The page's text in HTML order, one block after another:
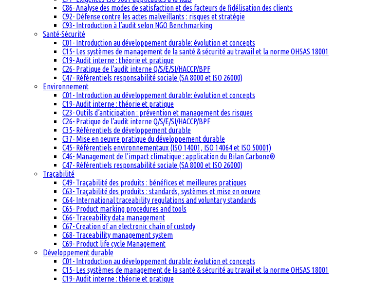
C86- Analyse des modes de satisfaction et des facteurs de fidélisation des clients
C92- Défense contre les actes malveillants : risques et stratégie
C93- Introduction à l’audit selon NGO Benchmarking
Santé-Sécurité
C01- Introduction au développement durable: évolution et concepts
C15- Les systèmes de management de la santé & sécurité au travail et la norme OHSAS 18001
C19- Audit interne : théorie et pratique
C26- Pratique de l’audit interne Q/S/E/SI/HACCP/BPF
C47- Référentiels responsabilité sociale (SA 8000 et ISO 26000)
Environnement
C01- Introduction au développement durable: évolution et concepts
C19- Audit interne : théorie et pratique
C23- Outils d’anticipation : prévention et management des risques
C26- Pratique de l’audit interne Q/S/E/SI/HACCP/BPF
C35- Référentiels de développement durable
C37- Mise en oeuvre pratique du développement durable
C45- Référentiels environnementaux (ISO 14001, ISO 14064 et ISO 50001)
C46- Management de l’impact climatique : application du Bilan Carbone®
C47- Référentiels responsabilité sociale (SA 8000 et ISO 26000)
Traçabilité
C49- Traçabilité des produits : bénéfices et meilleures pratiques
C63- Traçabilité des produits : standards, systèmes et mise en oeuvre
C64- International traceability regulations and voluntary standards
C65- Product marking procedures and tools
C66- Traceability data management
C67- Creation of an electronic chain of custody
C68- Traceability management system
C69- Product life cycle Management
Développement durable
C01- Introduction au développement durable: évolution et concepts
C15- Les systèmes de management de la santé & sécurité au travail et la norme OHSAS 18001
C19- Audit interne : théorie et pratique